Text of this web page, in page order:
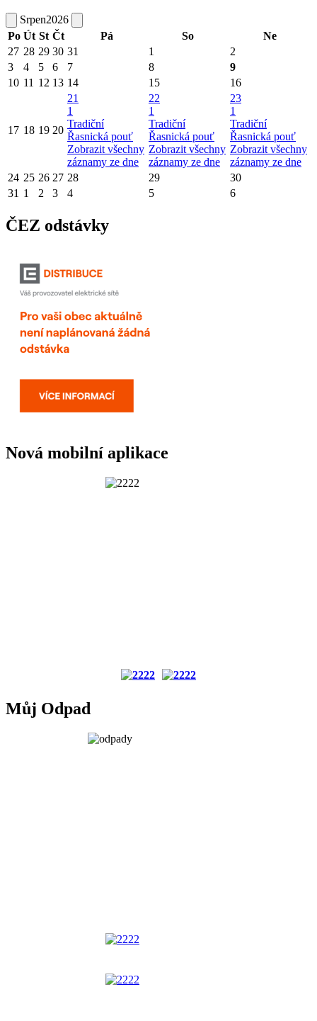
Srpen2026
Po Út St Čt Pá So
Ne
27 28 29 30 31 1
2
3
4 5 6 7 8
9
10 11 12 13 14 15 16
17 18 19 20
21
1
Tradiční
Řasnická pouť
Zobrazit všechny
záznamy ze dne
22
1
Tradiční
Řasnická pouť
Zobrazit všechny
záznamy ze dne
23
1
Tradiční
Řasnická pouť
Zobrazit všechny
záznamy ze dne
24 25 26 27 28 29
30
31 1 2 3 4 5 6
ČEZ odstávky
Nová mobilní aplikace
Můj Odpad